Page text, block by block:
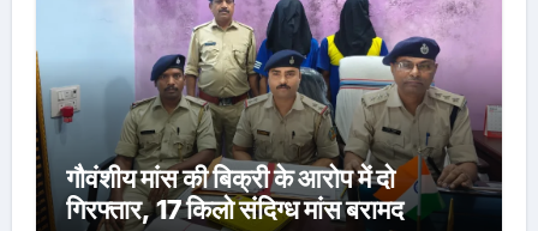
गौवंशीय मांस की बिक्री के आरोप में दो
गिरफ्तार, 17 किलो संदिग्ध मांस बरामद